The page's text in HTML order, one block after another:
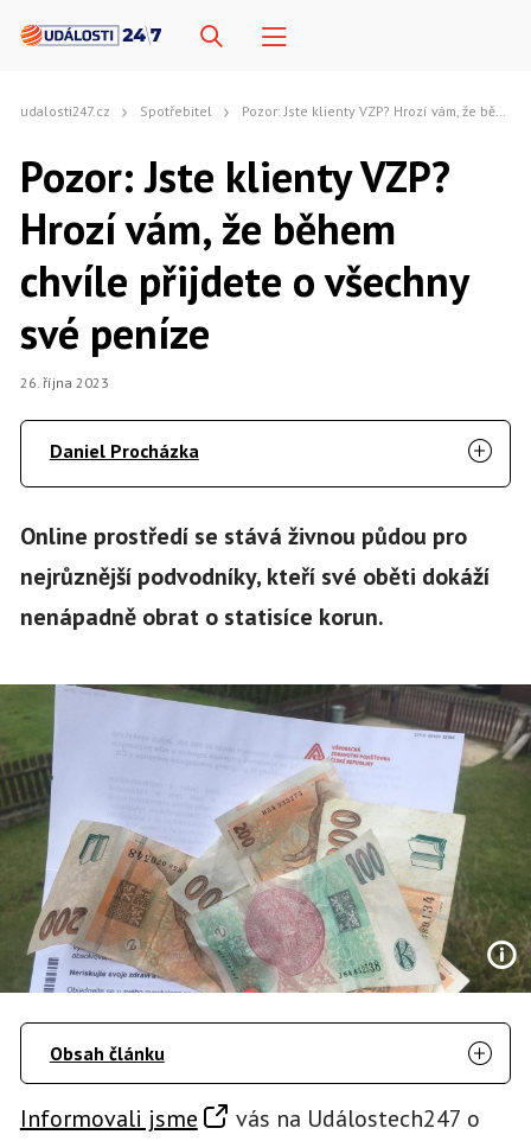
udalosti247.cz Spotřebitel Pozor: Jste klienty VZP? Hrozí vám, že během chvíle přijdete o všechny své peníze
Pozor: Jste klienty VZP?
Hrozí vám, že během
chvíle přijdete o všechny
své peníze
26. října 2023
Daniel Procházka
Online prostředí se stává živnou půdou pro
nejrůznější podvodníky, kteří své oběti dokáží
nenápadně obrat o statisíce korun.
Obsah článku
Informovali jsme
vás na Událostech247 o